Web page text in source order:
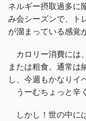
ネルギー摂取過多に
み会シーズンで、ト
が溜まっている感覚
カロリー消費には
または粗食。通常は
し、今週もかなりイ
うーむちょっと辛
しかし！世の中に